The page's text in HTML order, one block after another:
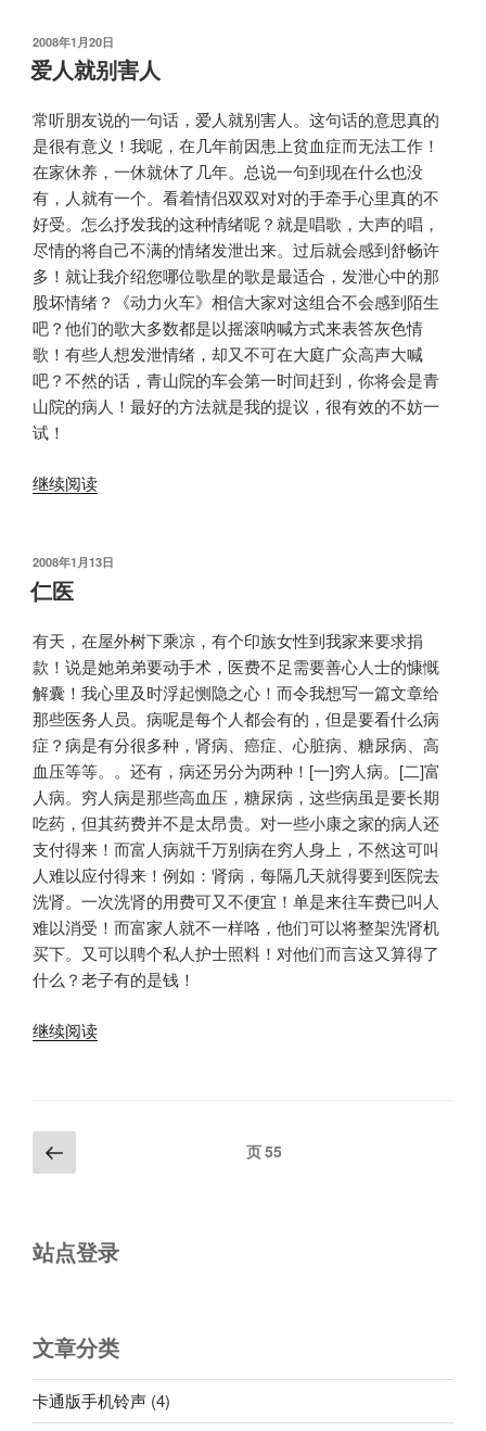
给
金
将
幸
福
摧
毁
于
金
钱
之
手”
发
布
于
2008年1月20日
爱人就别害人
常听朋友说的一句话，爱人就别害人。这句话的意思真的
是很有意义！我呢，在几年前因患上贫血症而无法工作！
在家休养，一休就休了几年。总说一句到现在什么也没
有，人就有一个。看着情侣双双对对的手牵手心里真的不
好受。怎么抒发我的这种情绪呢？就是唱歌，大声的唱，
尽情的将自己不满的情绪发泄出来。过后就会感到舒畅许
多！就让我介绍您哪位歌星的歌是最适合，发泄心中的那
股坏情绪？《动力火车》相信大家对这组合不会感到陌生
吧？他们的歌大多数都是以摇滚呐喊方式来表答灰色情
歌！有些人想发泄情绪，却又不可在大庭广众高声大喊
吧？不然的话，青山院的车会第一时间赶到，你将会是青
山院的病人！最好的方法就是我的提议，很有效的不妨一
试！
继续阅读“爱
别
发
布
于
2008年1月13日
仁医
有天，在屋外树下乘凉，有个印族女性到我家来要求捐
款！说是她弟弟要动手术，医费不足需要善心人士的慷慨
解囊！我心里及时浮起恻隐之心！而令我想写一篇文章给
那些医务人员。病呢是每个人都会有的，但是要看什么病
症？病是有分很多种，肾病、癌症、心脏病、糖尿病、高
血压等等。。还有，病还另分为两种！[一]穷人病。[二]富
人病。穷人病是那些高血压，糖尿病，这些病虽是要长期
吃药，但其药费并不是太昂贵。对一些小康之家的病人还
支付得来！而富人病就千万别病在穷人身上，不然这可叫
人难以应付得来！例如：肾病，每隔几天就得要到医院去
洗肾。一次洗肾的用费可又不便宜！单是来往车费已叫人
难以消受！而富家人就不一样咯，他们可以将整架洗肾机
买下。又可以聘个私人护士照料！对他们而言这又算得了
什么？老子有的是钱！
继续阅读“仁
文
章
页
上
一
页55
站点登录
文章分类
卡通版手机铃声 (4)